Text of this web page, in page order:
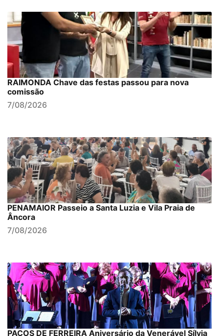
RAIMONDA Chave das festas passou para nova
comissão
7/08/2026
PENAMAIOR Passeio a Santa Luzia e Vila Praia de
Âncora
7/08/2026
PAÇOS DE FERREIRA Aniversário da Venerável Sílvia